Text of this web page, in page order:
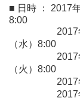
■ 日時 ： 2017
8:00
2017年10月
（水）8:00
2017年10月
（火）8:00
2017年10
2017年10